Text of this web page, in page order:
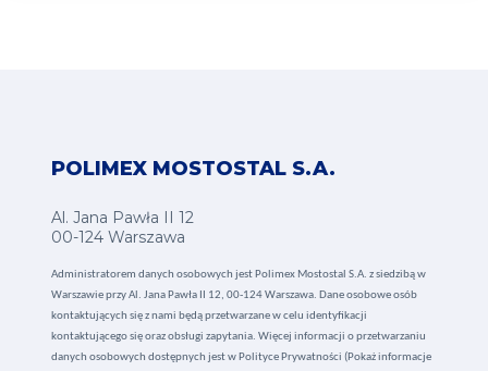
POLIMEX MOSTOSTAL S.A.
Al. Jana Pawła II 12
00-124 Warszawa
Administratorem danych osobowych jest Polimex Mostostal S.A. z siedzibą w
Warszawie przy Al. Jana Pawła II 12, 00-124 Warszawa. Dane osobowe osób
kontaktujących się z nami będą przetwarzane w celu identyfikacji
kontaktującego się oraz obsługi zapytania. Więcej informacji o przetwarzaniu
danych osobowych dostępnych jest w Polityce Prywatności (Pokaż informacje